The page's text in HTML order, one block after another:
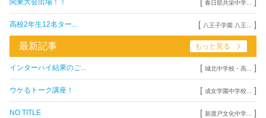
関東大会出場！！ 春日部共栄中学...
高校2年生12名ター... [ 八王子学園 八王... ]
最新記事 もっと見る
インターハイ結果のご... [ 城北中学校・高... ]
ウケるトーク講座！ [ 成女学園中学校... ]
NO TITLE [ 新渡戸文化中学... ]